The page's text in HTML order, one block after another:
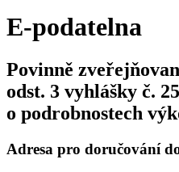
E-podatelna
Povinně
odst. 3 vyhlášky č.
o podrobnostech
Adresa pro doručování